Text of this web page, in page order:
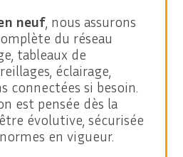
neuf , nous assurons
du réseau
tableaux de
éclairage,
connectées si besoin.
est pensée dès la
évolutive, sécurisée
en vigueur.